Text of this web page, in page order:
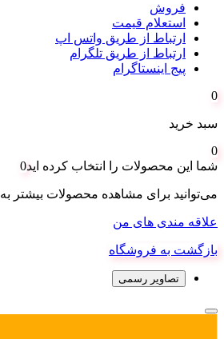
فروش
استعلام قیمت
ارتباط از طریق واتس اپ
ارتباط از طریق تلگرام
پیج اینستاگرام
0
سبد خرید
0
شما این محصولات را انتخاب کرده اید0
می‌توانید برای مشاهده محصولات بیشتر
علاقه مندی های من
بازگشت به فروشگاه
تصاویر رسمی